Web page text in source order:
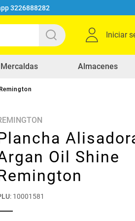
3226888282
Iniciar
Almacenes
Oil Shine
: 10001581